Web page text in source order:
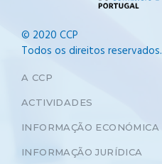
© 2020 CCP
Todos os direitos reservados.
A CCP
ACTIVIDADES
INFORMAÇÃO ECONÓMICA
INFORMAÇÃO JURÍDICA